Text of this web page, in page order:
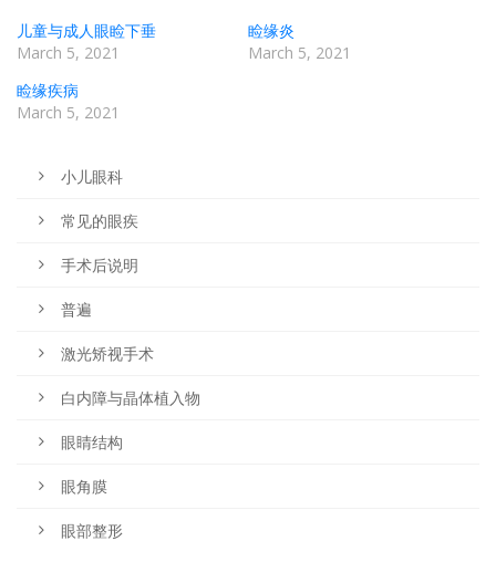
儿童与成人眼睑下垂
March 5, 2021
睑缘炎
March 5, 2021
睑缘疾病
March 5, 2021
小儿眼科
常见的眼疾
手术后说明
普遍
激光矫视手术
白内障与晶体植入物
眼睛结构
眼角膜
眼部整形